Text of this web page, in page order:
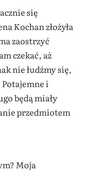
się
Kochan złożyła
zaostrzyć
czekać, aż
nie łudźmy się,
i
będą miały
przedmiotem
Moja